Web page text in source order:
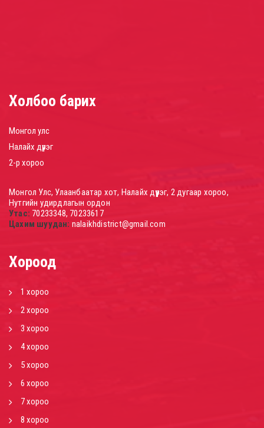
Холбоо барих
Монгол улс
Налайх дүүрэг
2-р хороо
Монгол Улс, Улаанбаатар хот, Налайх дүүрэг, 2 дугаар хороо,
Нутгийн удирдлагын ордон
Утас: 70233348, 70233617
Цахим шуудан: nalaikhdistrict@gmail.com
Хороод
1 хороо
2 хороо
3 хороо
4 хороо
5 хороо
6 хороо
7 хороо
8 хороо